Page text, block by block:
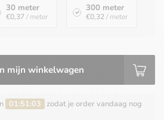
30 meter
€0,37 / meter
300 meter
€0,32/ meter
mijn winkelwagen
01:51:03
zodat je order vandaag nog